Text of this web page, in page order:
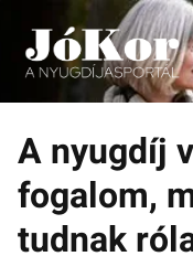
Tovább
tartalomra
Tudnivalók,
A nyugdíj
fogalom,
tudnak